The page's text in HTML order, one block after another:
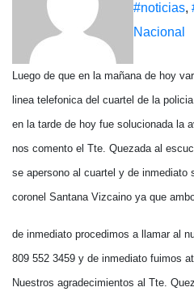
#noticias,
Nacional
Luego de que en la mañana de hoy
linea telefonica del cuartel de la
en la tarde de hoy fue solucionada la
nos comento el Tte. Quezada al
se apersono al cuartel y de inmediato
coronel Santana Vizcaino ya que
de inmediato procedimos a llamar al
809 552 3459 y de inmediato fuimos
Nuestros agradecimientos al Tte.